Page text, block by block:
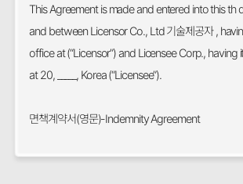
This Agreement is made and entered into this th
and between Licensor Co., Ltd 기술제공자 ,
office at (“Licensor”) and Licensee Corp., having
at 20, _____, Korea (“Licensee”).
면책계약서(영문)-Indemnity Agreement